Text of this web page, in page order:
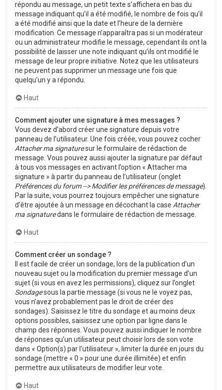
répondu au message, un petit texte s’affichera en bas du
message indiquant qu’il a été modifié, le nombre de fois qu’il
a été modifié ainsi que la date et l’heure de la dernière
modification. Ce message n’apparaîtra pas si un modérateur
ou un administrateur modifie le message, cependant ils ont la
possibilité de laisser une note indiquant qu’ils ont modifié le
message de leur propre initiative. Notez que les utilisateurs
ne peuvent pas supprimer un message une fois que
quelqu’un y a répondu.
Haut
Comment ajouter une signature à mes messages ?
Vous devez d’abord créer une signature depuis votre
panneau de l’utilisateur. Une fois créée, vous pouvez cocher
Attacher ma signaturesur le formulaire de rédaction de
message. Vous pouvez aussi ajouter la signature par défaut
à tous vos messages en activant l’option « Attacher ma
signature » à partir du panneau de l’utilisateur (onglet
Préférences du forum --> Modifier les préférences de message).
Par la suite, vous pourrez toujours empêcher une signature
d’être ajoutée à un message en décochant la case Attacher
ma signaturedans le formulaire de rédaction de message.
Haut
Comment créer un sondage ?
Il est facile de créer un sondage, lors de la publication d’un
nouveau sujet ou la modification du premier message d’un
sujet (si vous en avez les permissions), cliquez sur l’onglet
Sondagesous la partie message (si vous ne le voyez pas,
vous n’avez probablement pas le droit de créer des
sondages). Saisissez le titre du sondage et au moins deux
options possibles, saisissez une option par ligne dans le
champ des réponses. Vous pouvez aussi indiquer le nombre
de réponses qu’un utilisateur peut choisir lors de son vote
dans « Option(s) par l’utilisateur », limiter la durée en jours du
sondage (mettre « 0 » pour une durée illimitée) et enfin
permettre aux utilisateurs de modifier leur vote.
Haut